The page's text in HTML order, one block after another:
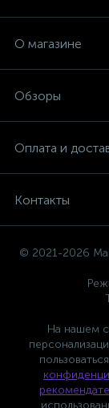
О магазине
Обзоры
Оплата и
Контакты
© 2021-2026
На нашем